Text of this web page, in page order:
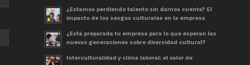
¿Estamos perdiendo talento sin darnos cuenta? El
impacto de los sesgos culturales en la empresa
¿Está preparada tu empresa para lo que esperan las
nuevas generaciones sobre diversidad cultural?
Interculturalidad y clima laboral: el valor de